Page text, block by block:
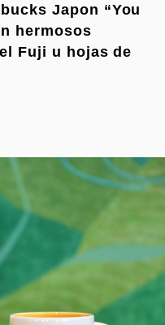
Japon “You
hermosos
Fuji u hojas de